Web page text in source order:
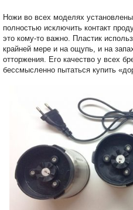
Ножи во всех моделях
полностью исключить контакт
это кому-то важно. Пластик
крайней мере и на ощупь, и на
отторжения. Его качество у всех
бессмысленно пытаться купить